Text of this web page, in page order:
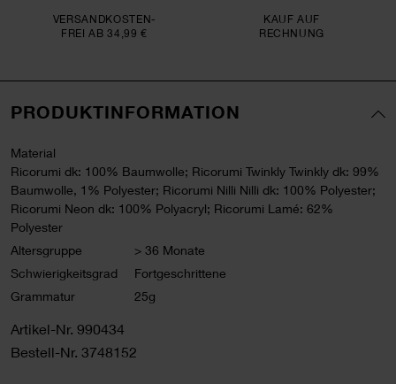
VERSAND­KOSTEN­
FREI AB 34,99 €
KAUF AUF
RECHNUNG
PRODUKTINFORMATION
Material
Ricorumi dk: 100% Baumwolle; Ricorumi Twinkly Twinkly dk: 99%
Baumwolle, 1% Polyester; Ricorumi Nilli Nilli dk: 100% Polyester;
Ricorumi Neon dk: 100% Polyacryl; Ricorumi Lamé: 62%
Polyester
Altersgruppe
> 36 Monate
Schwierigkeitsgrad
Fortgeschrittene
Grammatur
25g
Artikel-Nr. 990434
Bestell-Nr. 3748152